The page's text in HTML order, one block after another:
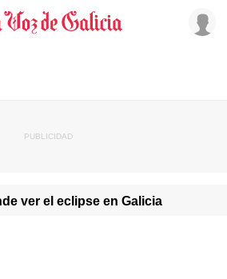
ver el eclipse en Galicia